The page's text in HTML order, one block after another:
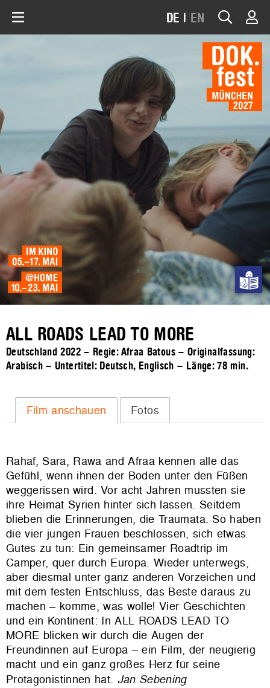
DE | EN
ALL ROADS LEAD TO MORE
Deutschland 2022 – Regie: Afraa Batous – Originalfassung:
Arabisch – Untertitel: Deutsch, Englisch – Länge:78 min.
Film anschauen Fotos
Rahaf, Sara, Rawa and Afraa kennen alle das
Gefühl, wenn ihnen der Boden unter den Füßen
weggerissen wird. Vor acht Jahren mussten sie
ihre Heimat Syrien hinter sich lassen. Seitdem
blieben die Erinnerungen, die Traumata. So haben
die vier jungen Frauen beschlossen, sich etwas
Gutes zu tun: Ein gemeinsamer Roadtrip im
Camper, quer durch Europa. Wieder unterwegs,
aber diesmal unter ganz anderen Vorzeichen und
mit dem festen Entschluss, das Beste daraus zu
machen – komme, was wolle! Vier Geschichten
und ein Kontinent: In ALL ROADS LEAD TO
MORE blicken wir durch die Augen der
Freundinnen auf Europa – ein Film, der neugierig
macht und ein ganz großes Herz für seine
Protagonistinnen hat. Jan Sebening